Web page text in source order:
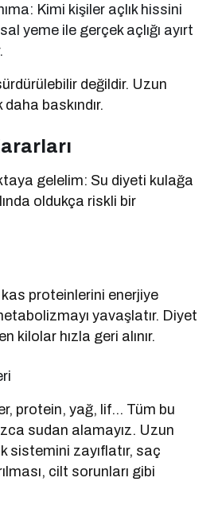
Kimi kişiler açlık hissini
yeme ile gerçek açlığı ayırt
değildir. Uzun
baskındır.
gelelim: Su diyeti kulağa
oldukça riskli bir
proteinlerini enerjiye
yavaşlatır. Diyet
kilolar hızla geri alınır.
protein, yağ, lif… Tüm bu
sudan alamayız. Uzun
sistemini zayıflatır, saç
cilt sorunları gibi